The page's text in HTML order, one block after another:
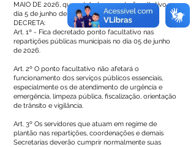
MAIO DE 2026, que estabelece ponto facultativo no
dia 5 de junho de 2026;
DECRETA:
Art. 1º - Fica decretado ponto facultativo nas
repartições públicas municipais no dia 05 de junho
de 2026.
Art. 2º O ponto facultativo não afetará o
funcionamento dos serviços públicos essenciais,
especialmente os de atendimento de urgência e
emergência, limpeza pública, fiscalização, orientação
de trânsito e vigilância.
Art. 3º Os servidores que atuam em regime de
plantão nas repartições, coordenações e demais
Secretarias deverão cumprir normalmente suas